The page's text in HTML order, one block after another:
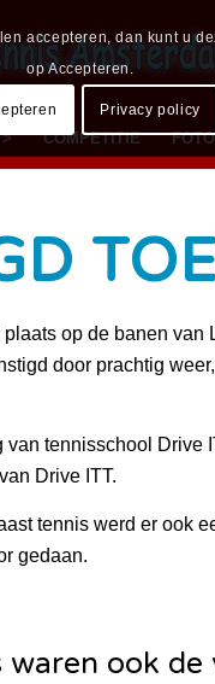
> COMPETITIE
op de banen
door prachtig
tennisschool Drive
Drive ITT.
tennis werd er ook
gedaan.
ook de
accepteren, dan kunt u
op Accepteren.
Privacy policy